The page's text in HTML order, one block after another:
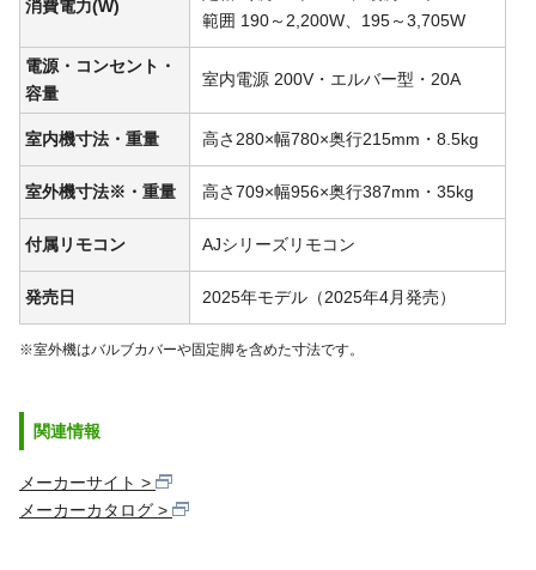
消費電力(W)
範囲 190～2,200W、195～3,705W
電源・コンセント・
容量
室内電源 200V・エルバー型・20A
室内機寸法・重量 高さ280×幅780×奥行215mm・8.5kg
室外機寸法※・重量 高さ709×幅956×奥行387mm・35kg
付属リモコン AJシリーズリモコン
発売日 2025年モデル（2025年4月発売）
※室外機はバルブカバーや固定脚を含めた寸法です。
関連情報
メーカーサイト
メーカーカタログ